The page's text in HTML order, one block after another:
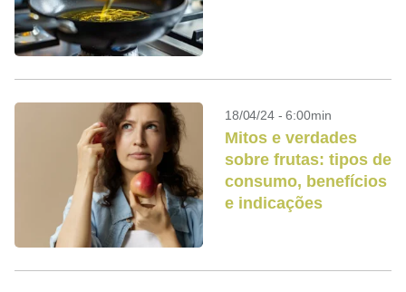
18/04/24 - 6:00min
Mitos e verdades
sobre frutas: tipos de
consumo, benefícios
e indicações